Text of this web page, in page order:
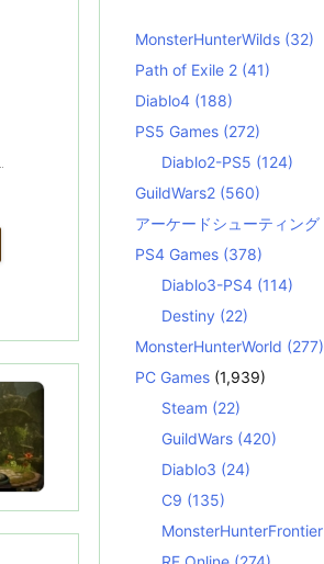
MonsterHunterWilds (32)
Path of Exile 2 (41)
Diablo4 (188)
PS5 Games (272)
Diablo2-PS5 (124)
GuildWars2 (560)
アーケードシューティング
PS4 Games (378)
Diablo3-PS4 (114)
Destiny (22)
MonsterHunterWorld (277)
PC Games (1,939)
Steam (22)
GuildWars (420)
Diablo3 (24)
C9 (135)
MonsterHunterFrontier